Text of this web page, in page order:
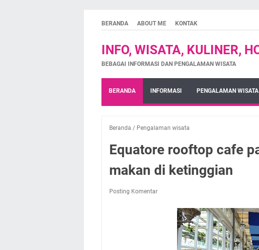
BERANDA ABOUT ME KONTAK
INFO, WISATA, KULINER,
BEBAGAI INFORMASI DAN PENGALAMAN WISATA
BERANDA INFORMASI PENGALAMAN WISATA
Beranda / Pengalaman wisata
Equatore rooftop cafe
makan di ketinggian
Posting Komentar